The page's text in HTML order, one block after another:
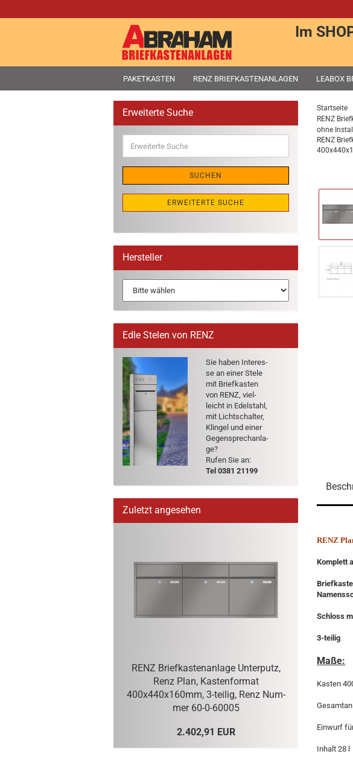
Im
PAKETKASTEN RENZ BRIEFKASTENANLAGEN LEABOX
Startseite
RENZ
ohne
RENZ
RENZ
Komplett
Schloss
3-teilig
Maße:
Kasten
Einwurf
Inhalt 28 l
Erweiterte Suche
Suche
SUCHEN
ERWEITERTE SUCHE
Hersteller
Edle Stelen von RENZ
Sie haben In­ter­es­
se an einer Stele
mit Brief­kas­ten
von RENZ, viel­
leicht in Edel­stahl,
mit Licht­schal­ter,
Klin­gel und einer
Ge­gen­sprech­an­la­
ge?
Rufen Sie an:
Tel 0381 21199
Zuletzt angesehen
RENZ Brief­kas­ten­an­la­ge Un­ter­putz,
Renz Plan, Kas­ten­for­mat
400x440x160mm, 3-​teilig, Renz Num­
mer 60-​0-60005
2.402,91 EUR